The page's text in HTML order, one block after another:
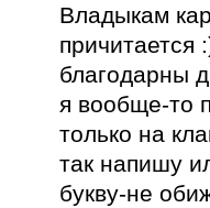
Владыкам
причитается
благодарны
я вообще-то
только на
так напишу
букву-не